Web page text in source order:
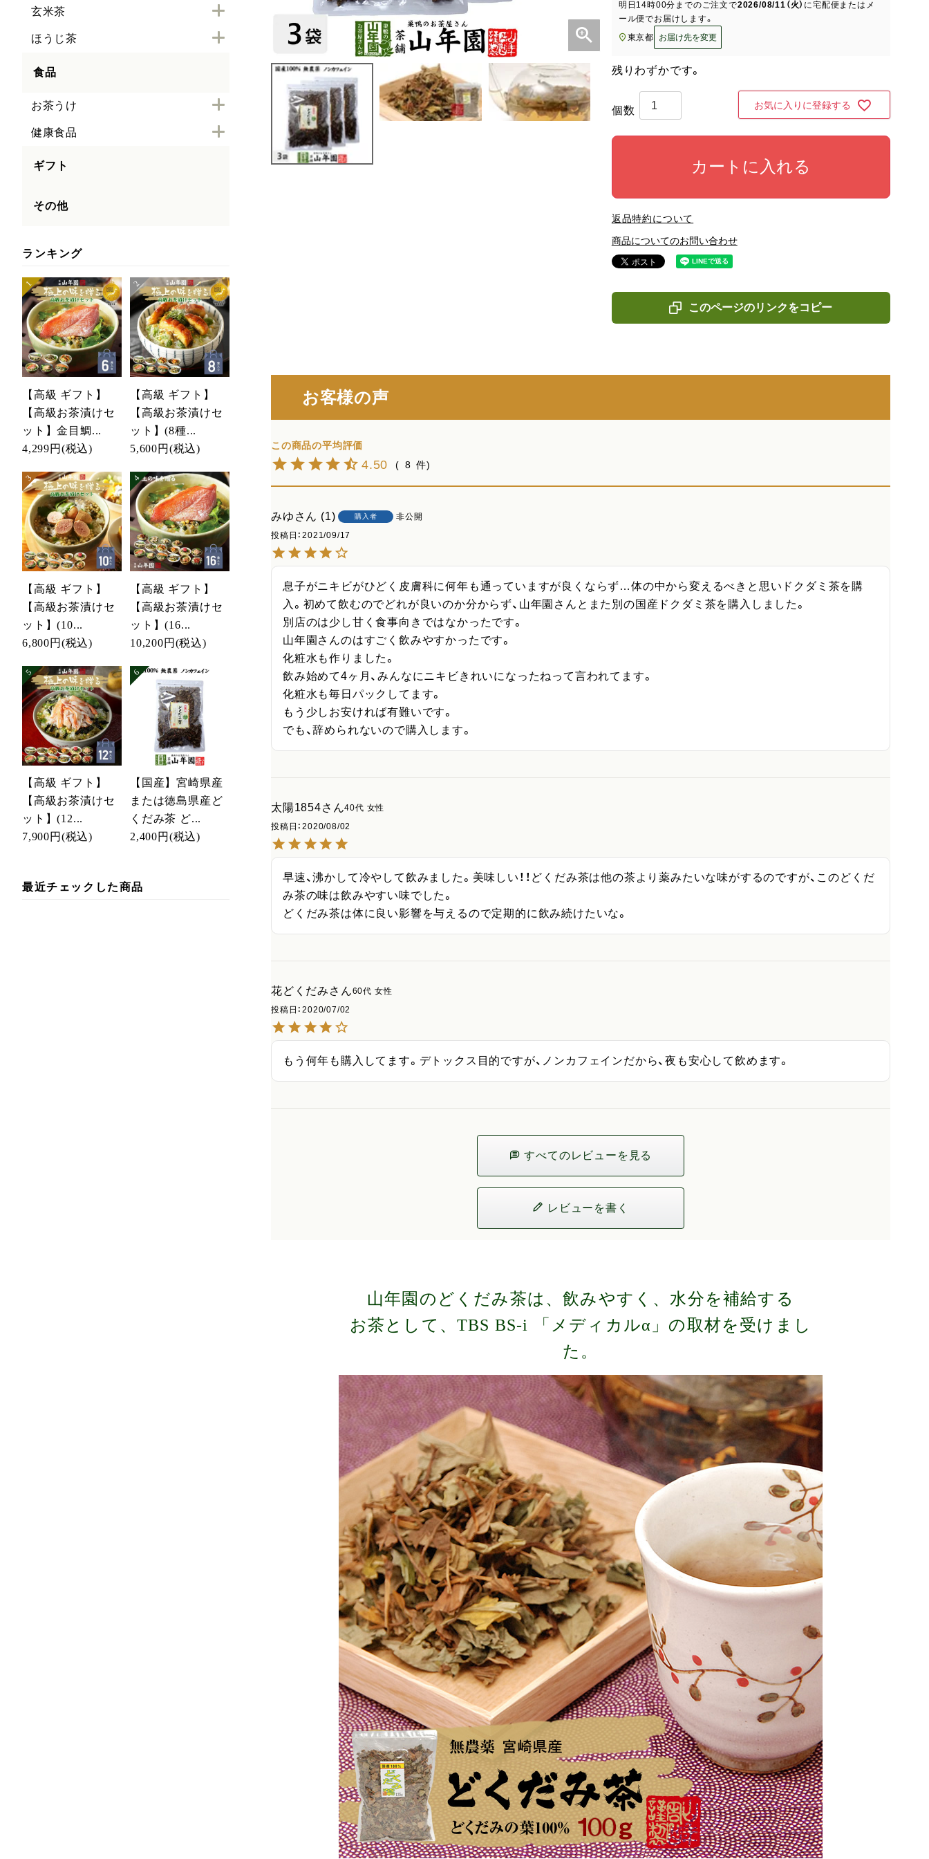
玄米茶
ほうじ茶
食品
お茶うけ
健康食品
ギフト
その他
ランキング
【高級 ギフト】
【高級お茶漬けセ
ット】金目鯛...
4,299円 (税込)
【高級 ギフト】
【高級お茶漬けセ
ット】(8種...
5,600円 (税込)
【高級 ギフト】
【高級お茶漬けセ
ット】(10...
6,800円 (税込)
【高級 ギフト】
【高級お茶漬けセ
ット】(16...
10,200円 (税込)
【高級 ギフト】
【高級お茶漬けセ
ット】(12...
7,900円 (税込)
【国産】宮崎県産
または徳島県産ど
くだみ茶 ど...
2,400円 (税込)
最近チェックした商品
明日 14時00分 までのご注文で2026/08/11（火） に宅配便またはメ
ール便でお届けします。
東京都
お届け先を変更
残りわずかです。
お気に入りに登録する
カートに入れる
返品特約について
商品についてのお問い合わせ
このページのリンクをコピー
お客様の声
4.50 8
みゆ 1 購入者
非公開
投稿日
2021/09/17
息子がニキビがひどく皮膚科に何年も通っていますが良くならず…体の中から変えるべきと思いドクダミ茶を購
入。初めて飲むのでどれが良いのか分からず、山年園さんとまた別の国産ドクダミ茶を購入しました。
別店のは少し甘く食事向きではなかったです。
山年園さんのはすごく飲みやすかったです。
化粧水も作りました。
飲み始めて4ヶ月、みんなにニキビきれいになったねって言われてます。
化粧水も毎日パックしてます。
もう少しお安ければ有難いです。
でも、辞められないので購入します。
太陽1854 40代 女性
投稿日
2020/08/02
早速、沸かして冷やして飲みました。美味しい！！どくだみ茶は他の茶より薬みたいな味がするのですが、このどくだ
み茶の味は飲みやすい味でした。
どくだみ茶は体に良い影響を与えるので定期的に飲み続けたいな。
花どくだみ 60代 女性
投稿日
2020/07/02
もう何年も購入してます。デトックス目的ですが、ノンカフェインだから、夜も安心して飲めます。
すべてのレビューを見る
レビューを書く
山年園のどくだみ茶は、飲みやすく、水分を補給する
お茶として、TBS BS-i 「メディカルα」の取材を受けまし
た。